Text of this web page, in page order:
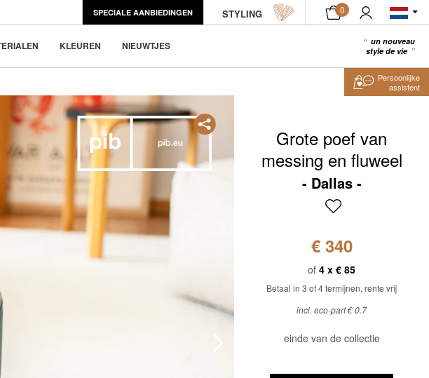
SPECIALE AANBIEDINGEN STYLING 0
KLEUREN NIEUWTJES
un nouveau
style de vie
IN WINKELWAGEN
Grote poef van
messing en fluweel
Dallas
€ 340
of 4 x € 85
Betaal in 3 of 4 termijnen, rente vrij
incl. eco-part € 0.7
einde van de collectie
Persoonlijke
assistent